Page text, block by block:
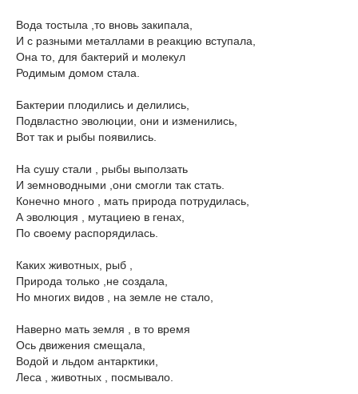
Вода тостыла ,то вновь закипала,
И с разными металлами в реакцию вступала,
Она то, для бактерий и молекул
Родимым домом стала.
Бактерии плодились и делились,
Подвластно эволюции, они и изменились,
Вот так и рыбы появились.
На сушу стали , рыбы выползать
И земноводными ,они смогли так стать.
Конечно много , мать природа потрудилась,
А эволюция , мутациею в генах,
По своему распорядилась.
Каких животных, рыб ,
Природа только ,не создала,
Но многих видов , на земле не стало,
Наверно мать земля , в то время
Ось движения смещала,
Водой и льдом антарктики,
Леса , животных , посмывало.